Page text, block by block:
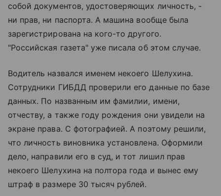
собой документов, удостоверяющих личность, -
ни прав, ни паспорта. А машина вообще была
зарегистрирована на кого-то другого.
"Российская газета" уже писала об этом случае.
Водитель назвался именем некоего Шелухина.
Сотрудники ГИБДД проверили его данные по базе
данных. По названным им фамилии, имени,
отчеству, а также году рождения они увидели на
экране права. С фотографией. А поэтому решили,
что личность виновника установлена. Оформили
дело, направили его в суд, и тот лишил прав
некоего Шелухина на полтора года и вынес ему
штраф в размере 30 тысяч рублей.